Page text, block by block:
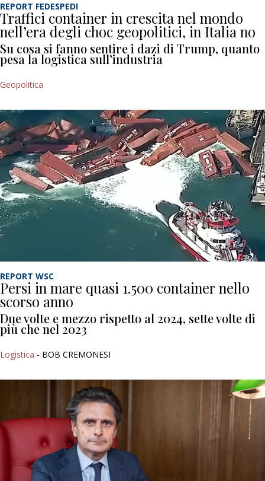
REPORT FEDESPEDI
Traffici container in crescita nel mondo
nell’era degli choc geopolitici, in Italia no
Su cosa si fanno sentire i dazi di Trump, quanto
pesa la logistica sull’industria
Geopolitica
REPORT WSC
Persi in mare quasi 1.500 container nello
scorso anno
Due volte e mezzo rispetto al 2024, sette volte di
più che nel 2023
Logistica - BOB CREMONESI